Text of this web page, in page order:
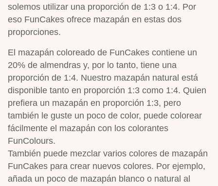
solemos utilizar una proporción de 1:3 o 1:4. Por
eso FunCakes ofrece mazapán en estas dos
proporciones.
El mazapán coloreado de FunCakes contiene un
20% de almendras y, por lo tanto, tiene una
proporción de 1:4. Nuestro mazapán natural está
disponible tanto en proporción 1:3 como 1:4. Quien
prefiera un mazapán en proporción 1:3, pero
también le guste un poco de color, puede colorear
fácilmente el mazapán con los colorantes
FunColours.
También puede mezclar varios colores de mazapán
FunCakes para crear nuevos colores. Por ejemplo,
añada un poco de mazapán blanco o natural al